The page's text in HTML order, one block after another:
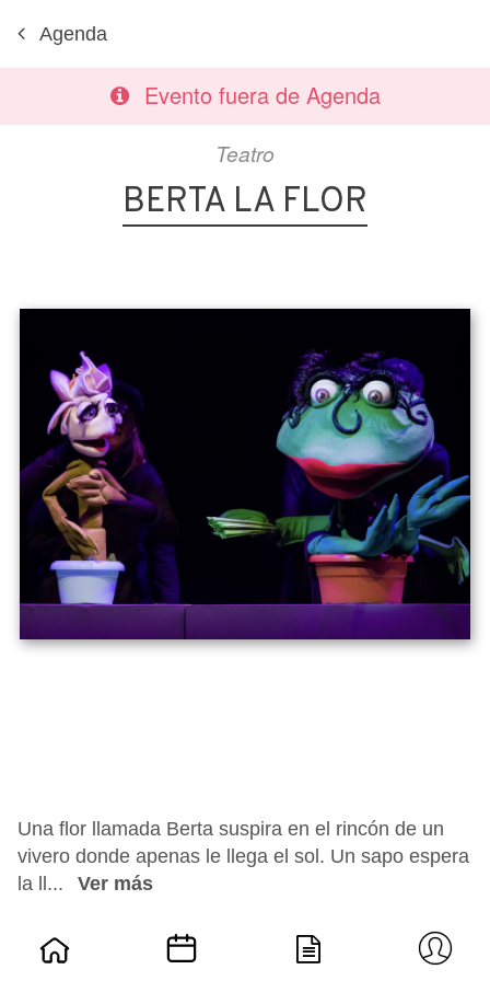
Agenda
Evento fuera de Agenda
Teatro
BERTA LA FLOR
Una flor llamada Berta suspira en el rincón de un
vivero donde apenas le llega el sol. Un sapo espera
la ll...
Ver más